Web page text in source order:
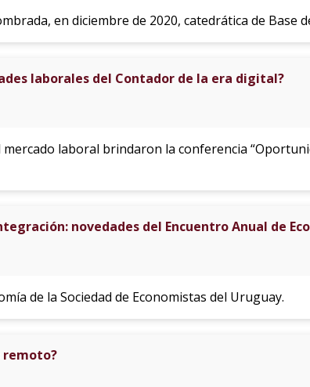
en diciembre de 2020, catedrática de Base
laborales del Contador de la era digital?
laboral brindaron la conferencia
novedades del Encuentro Anual de
de la Sociedad de Economistas del Uruguay.
remoto?